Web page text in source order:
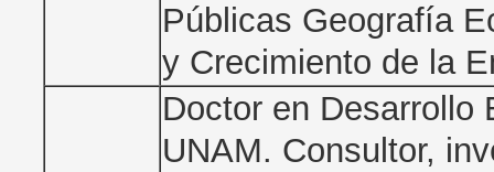
Públicas Geografía
y Crecimiento de la
Doctor en Desarrollo
UNAM. Consultor,